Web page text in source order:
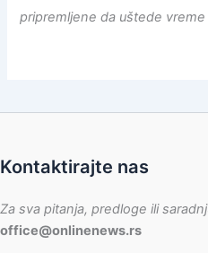
pripremljene da uštede vreme
Kontaktirajte nas
Za sva pitanja, predloge ili
office@onlinenews.rs